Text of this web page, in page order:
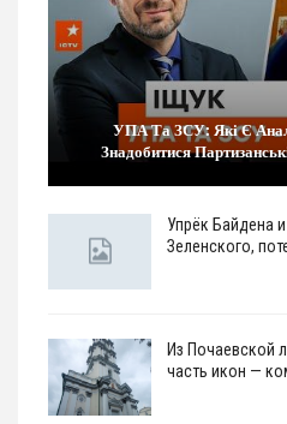
УПА Та ЗСУ: Які Є
Знадобитися
Упрёк Байдена
Зеленского,
Из Почаевской
часть икон —